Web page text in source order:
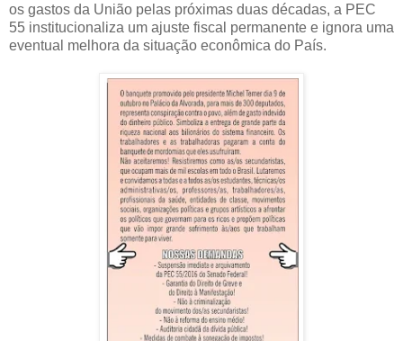
os gastos da União pelas próximas duas décadas, a PEC
55 institucionaliza um ajuste fiscal permanente e ignora uma
eventual melhora da situação econômica do País.